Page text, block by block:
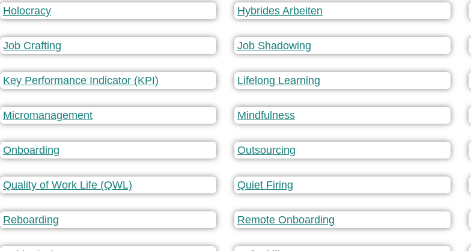
Holocracy Hybrides Arbeiten
Job Crafting Job Shadowing
Key Performance Indicator (KPI) Lifelong Learning
Micromanagement Mindfulness
Onboarding Outsourcing
Quality of Work Life (QWL) Quiet Firing
Reboarding Remote Onboarding